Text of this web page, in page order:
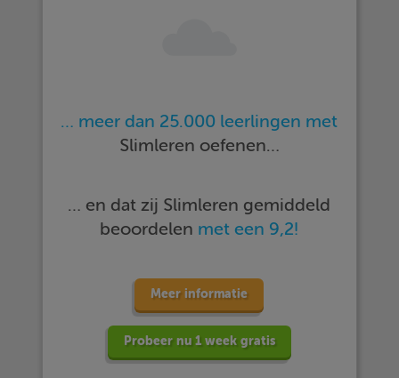
… meer dan 25.000 leerlingen met
Slimleren oefenen…
… en dat zij Slimleren gemiddeld
beoordelen met een 9,2!
Meer informatie
Probeer nu 1 week gratis